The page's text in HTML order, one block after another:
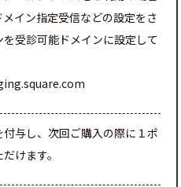
イン指定受信などの設定をさ
受診可能ドメインに設定して
与し、次回ご購入の際に１ポ
けます。